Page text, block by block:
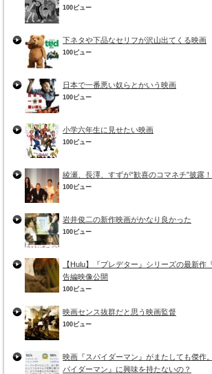
100ビュー
下ネタや下品なセリフが沢山出てくる映画
100ビュー
日本で一番悪い奴らとかいう映画
100ビュー
小学六年生に見せたい映画
100ビュー
綾瀬、長澤、すずが“歓喜のコマネチ”披露
100ビュー
岩井俊二の新作映画がかなり良かった
100ビュー
【Hulu】『プレデター』シリーズの最新作
告編映像公開
100ビュー
映画センス抜群だと思う映画監督
100ビュー
映画『スパイダーマン』がまたしても傑作
パイダーマン』に興味を持たないの？